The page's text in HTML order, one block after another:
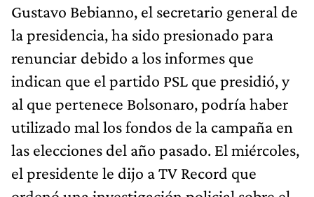
Gustavo Bebianno, el secretario general de
la presidencia, ha sido presionado para
renunciar debido a los informes que
indican que el partido PSL que presidió, y
al que pertenece Bolsonaro, podría haber
utilizado mal los fondos de la campaña en
las elecciones del año pasado. El miércoles,
el presidente le dijo a TV Record que